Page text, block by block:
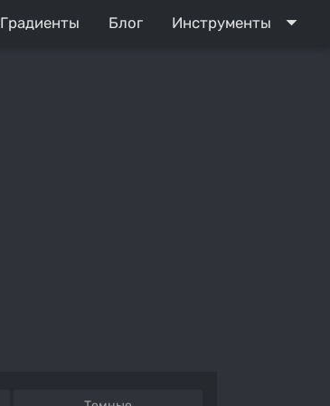
Градиенты Блог Инструменты arrow_drop_down